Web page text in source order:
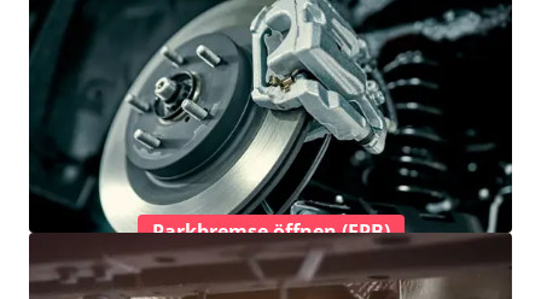
Parkbremse öffnen (EPB)